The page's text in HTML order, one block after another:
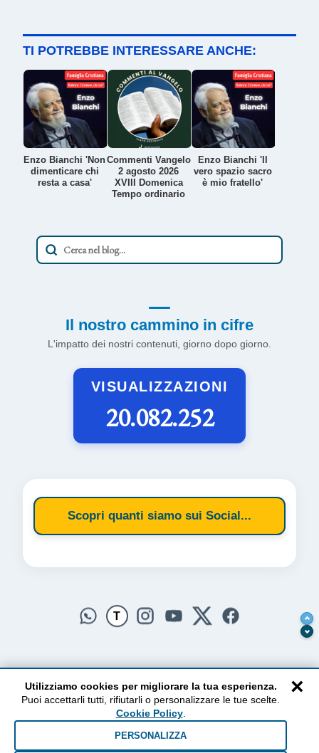
TI POTREBBE INTERESSARE ANCHE:
Enzo Bianchi 'Non
dimenticare chi
resta a casa'
Commenti Vangelo
2 agosto 2026
XVIII Domenica
Tempo ordinario
Enzo Bianchi 'Il
vero spazio sacro
è mio fratello'
Il nostro cammino in cifre
L'impatto dei nostri contenuti, giorno dopo giorno.
VISUALIZZAZIONI
20.082.252
Scopri quanti siamo sui Social...
T
AlzogliOcchiversoilCielo
Dal 2010 ad oggi • Testi e pensieri tra terra e cielo
×
Utilizziamo cookies per migliorare la tua esperienza.
Puoi accettarli tutti, rifiutarli o personalizzare le tue scelte.
Cookie Policy.
PERSONALIZZA